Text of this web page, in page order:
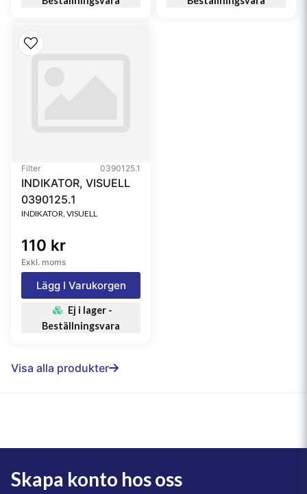
Filter 0390125.1
INDIKATOR, VISUELL
0390125.1
INDIKATOR, VISUELL
110 kr
Exkl. moms
Lägg I Varukorgen
Ej i lager -
Beställningsvara
Visa alla produkter
Skapa konto hos oss